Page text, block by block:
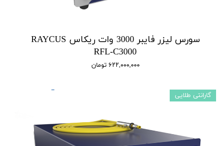
سورس لیزر فایبر 3000 وات ریکاس RAYCUS
RFL-C3000
۶۲۲,۰۰۰,۰۰۰ تومان
گارانتی طلایی